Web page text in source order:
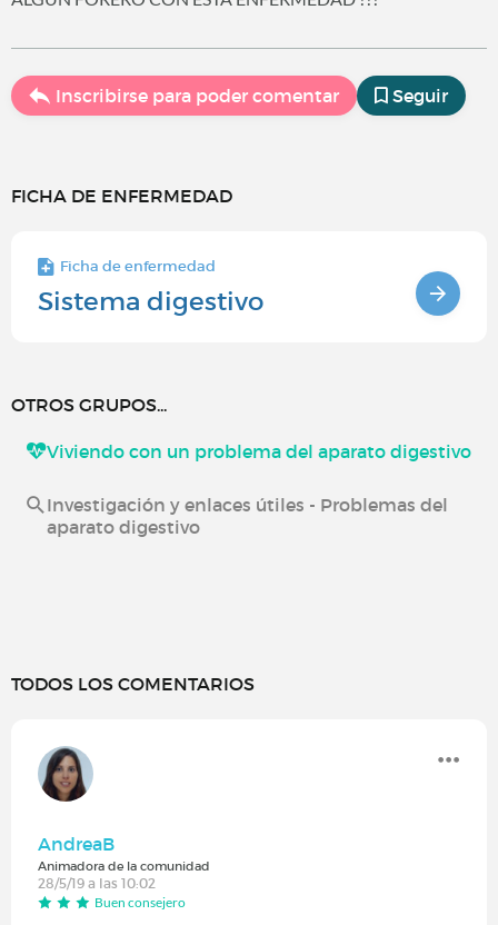
Inscribirse para poder comentar Seguir
FICHA DE ENFERMEDAD
Ficha de enfermedad
Sistema digestivo
OTROS GRUPOS...
Viviendo con un problema del aparato digestivo
Investigación y enlaces útiles - Problemas del
aparato digestivo
TODOS LOS COMENTARIOS
AndreaB
Animadora de la comunidad
28/5/19 a las 10:02
Buen consejero